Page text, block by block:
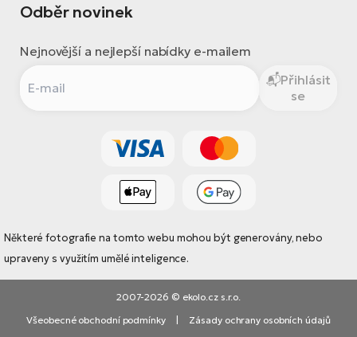
Odběr novinek
Nejnovější a nejlepší nabídky e-mailem
Přihlásit
se
Některé fotografie na tomto webu mohou být generovány, nebo
upraveny s využitím umělé inteligence.
2007-2026 © ekolo.cz s.r.o.
Všeobecné obchodní podmínky
Zásady ochrany osobních údajů